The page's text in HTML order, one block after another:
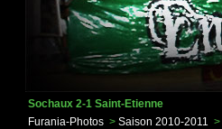
Sochaux 2-1 Saint-Etienne
Furania-Photos > Saison 2010-2011 >